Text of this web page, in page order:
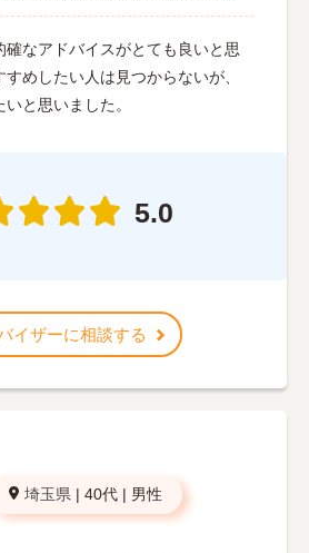
確なアドバイスがとても良いと思
めしたい人は見つからないが、
と思いました。
5.0
イザーに相談する
埼玉県 | 40代 | 男性